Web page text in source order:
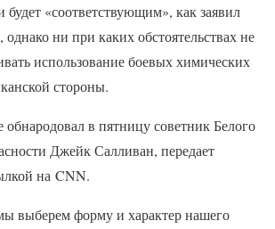
будет «соответствующим», как заявил
однако ни при каких обстоятельствах не
использование боевых химических
стороны.
обнародовал в пятницу советник Белого
Джейк Салливан, передает
на CNN.
выберем форму и характер нашего